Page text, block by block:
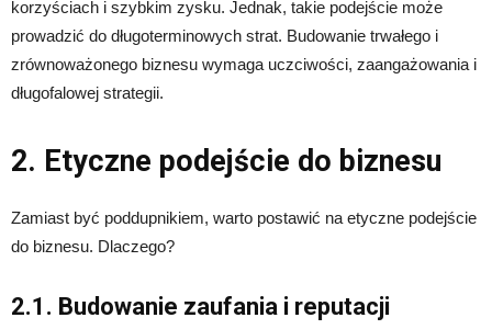
korzyściach i szybkim zysku. Jednak, takie podejście może
prowadzić do długoterminowych strat. Budowanie trwałego i
zrównoważonego biznesu wymaga uczciwości, zaangażowania i
długofalowej strategii.
2. Etyczne podejście do biznesu
Zamiast być poddupnikiem, warto postawić na etyczne podejście
do biznesu. Dlaczego?
2.1. Budowanie zaufania i reputacji